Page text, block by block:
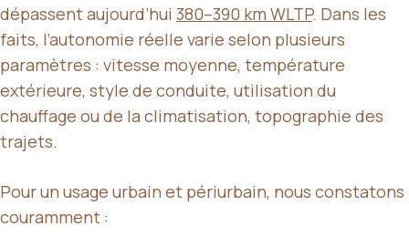
dépassent aujourd’hui 380–390 km WLTP. Dans les
faits, l’autonomie réelle varie selon plusieurs
paramètres : vitesse moyenne, température
extérieure, style de conduite, utilisation du
chauffage ou de la climatisation, topographie des
trajets.
Pour un usage urbain et périurbain, nous constatons
couramment :